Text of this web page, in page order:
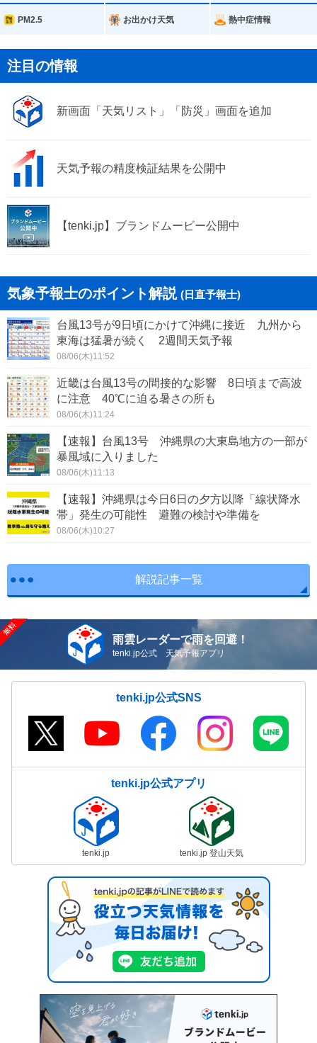
PM2.5 お出かけ天気 熱中症情報
注目の情報
新画面「天気リスト」「防災」画面を追加
天気予報の精度検証結果を公開中
【tenki.jp】ブランドムービー公開中
気象予報士のポイント解説 (日直予報士)
台風13号が9日頃にかけて沖縄に接近 九州から
東海は猛暑が続く 2週間天気予報
08/06(木)11:52
近畿は台風13号の間接的な影響 8日頃まで高波
に注意 40℃に迫る暑さの所も
08/06(木)11:24
【速報】台風13号 沖縄県の大東島地方の一部が
暴風域に入りました
08/06(木)11:13
【速報】沖縄県は今日6日の夕方以降「線状降水
帯」発生の可能性 避難の検討や準備を
08/06(木)10:27
解説記事一覧
雨雲レーダーで雨を回避！
tenki.jp公式 天気予報アプリ
tenki.jp公式SNS
tenki.jp公式アプリ
tenki.jp tenki.jp 登山天気